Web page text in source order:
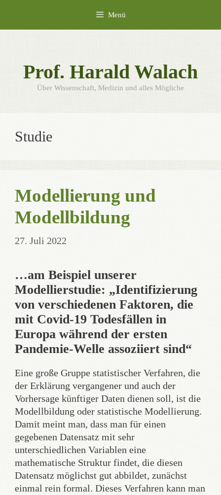
springen
Menü
Prof. Harald Walach
Über Wissenschaft, Medizin und alles Mögliche
Studie
Modellierung und
Modellbildung
27. Juli 2022
…am Beispiel unserer
Modellierstudie: „Identifizierung
von verschiedenen Faktoren, die
mit Covid-19 Todesfällen in
Europa während der ersten
Pandemie-Welle assoziiert sind“
Eine große Gruppe statistischer Verfahren, die
der Erklärung vergangener und auch der
Vorhersage künftiger Daten dienen soll, ist die
Modellbildung oder statistische Modellierung.
Damit meint man, dass man für einen
gegebenen Datensatz mit sehr
unterschiedlichen Variablen eine
mathematische Struktur findet, die diesen
Datensatz möglichst gut abbildet, zunächst
einmal rein formal. Dieses Verfahren kann man